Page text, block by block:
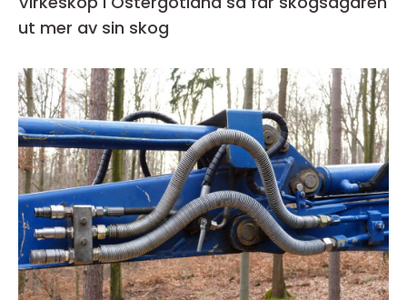
ut mer av sin skog